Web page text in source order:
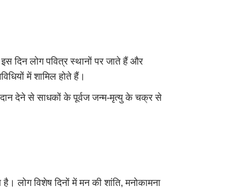
दिन लोग पवित्र स्थानों पर जाते हैं और
में शामिल होते हैं।
दान देने से साधकों के पूर्वज जन्म-मृत्यु के चक्र से
लोग विशेष दिनों में मन की शांति, मनोकामना